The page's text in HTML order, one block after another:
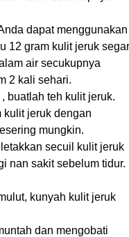
dapat menggunakan
12 gram kulit jeruk
air secukupnya
2 kali sehari.
buatlah teh kulit jeruk.
kulit jeruk dengan
mungkin.
secuil kulit jeruk
nan sakit sebelum tidur.
kunyah kulit jeruk
dan mengobati